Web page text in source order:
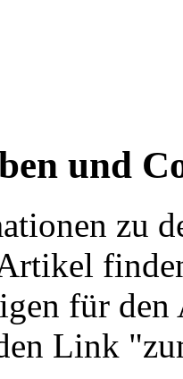
und
zu
für
Link